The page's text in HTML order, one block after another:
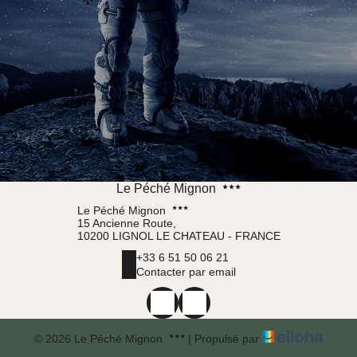
Le Péché Mignon
Le Péché Mignon
15 Ancienne Route,
10200 LIGNOL LE CHATEAU - FRANCE
+33 6 51 50 06 21
Contacter par email
© 2026 Le Péché Mignon | Propulsé par